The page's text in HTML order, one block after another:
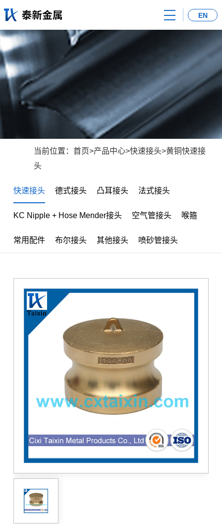
EN
首
页
关
于
我
产
品
新
当前位置： 首页>产品中心>快速接头>黄铜快速接
头
快速接头 德式接头 凸耳接头 法式接头
KC Nipple + Hose Mender接头 空气管接头 喉箍
常用配件 布尔接头 其他接头 喷砂管接头